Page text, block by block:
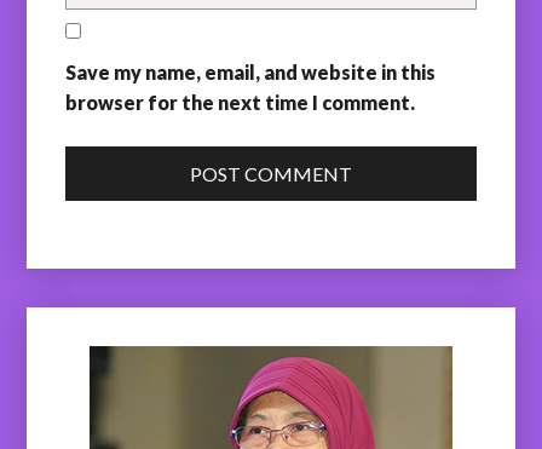
Save my name, email, and website in this
browser for the next time I comment.
POST COMMENT